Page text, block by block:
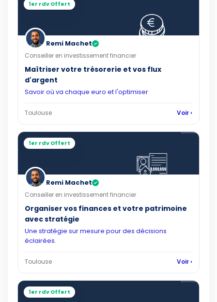
1er rdv Offert
Remi Machet ✓
Conseiller en investissement financier
Maîtriser votre trésorerie et vos flux
d'argent
Savoir où va chaque euro et l'optimiser
Toulouse Voir ›
1er rdv Offert
Remi Machet ✓
Conseiller en investissement financier
Organiser vos finances et votre patrimoine
avec stratégie
Une stratégie sur mesure pour des décisions
éclairées.
Toulouse Voir ›
1er rdv Offert